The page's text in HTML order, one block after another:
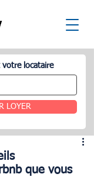
votre locataire
LOYER
que vous